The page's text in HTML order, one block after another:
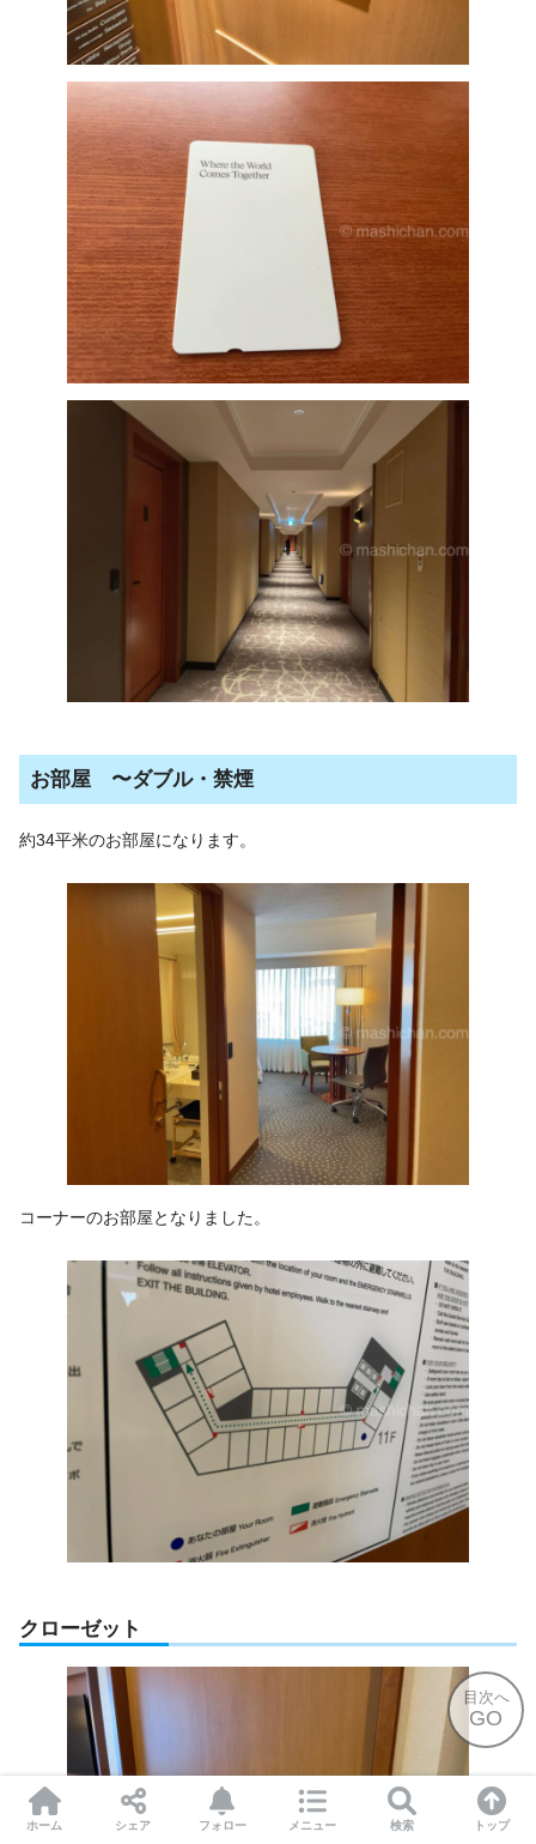
目次へ
GO
お部屋 〜ダブル・禁煙
約34平米のお部屋になります。
コーナーのお部屋となりました。
クローゼット
ホーム シェア フォロー メニュー 検索 トップ